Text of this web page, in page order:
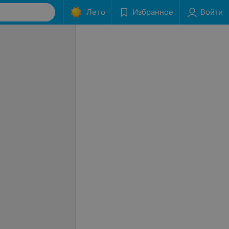
Лето Избранное Войти